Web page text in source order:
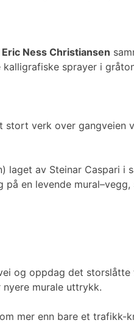
Eric Ness Christiansen
sprayer i
verk over gangveien
av Steinar Caspari
en levende
og oppdag det storslåtte
murale uttrykk.
mer enn bare et